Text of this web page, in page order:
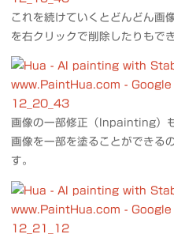
これを続けていくとどんどん画
を右クリックで削除したりもでき
画像の一部修正（Inpainting）
画像を一部を塗ることができる
す。